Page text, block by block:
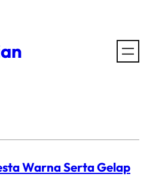
Warna Serta Gelap